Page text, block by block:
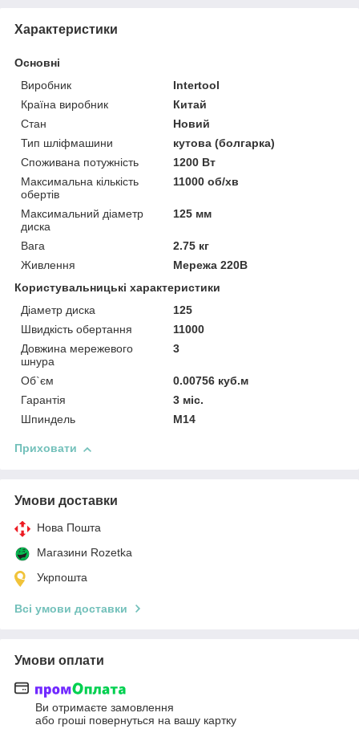
Характеристики
Основні
Виробник
Intertool
Країна виробник
Китай
Стан
Новий
Тип шліфмашини
кутова (болгарка)
Споживана потужність
1200 Вт
Максимальна кількість
обертів
11000 об/хв
Максимальний діаметр
диска
125 мм
Вага
2.75 кг
Живлення
Мережа 220В
Користувальницькі характеристики
Діаметр диска
125
Швидкість обертання
11000
Довжина мережевого
шнура
3
Об`єм
0.00756 куб.м
Гарантія
3 міс.
Шпиндель
М14
Приховати
Умови доставки
Нова Пошта
Магазини Rozetka
Укрпошта
Всі умови доставки
Умови оплати
Ви отримаєте замовлення
або гроші повернуться на вашу картку